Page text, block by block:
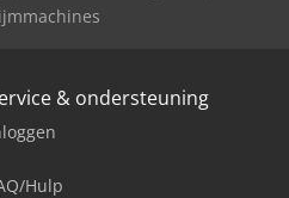
& ondersteuning
Hulp